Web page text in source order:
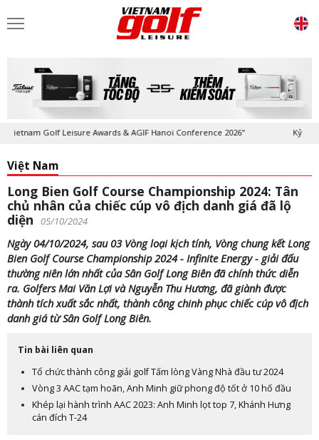
Leisure Awards & AGIF Hanoi Conference 2026" Kỷ niệm 20 năm
Việt Nam
Long Bien Golf Course Championship 2024: Tân
chủ nhân của chiếc cúp vô địch danh giá đã lộ
diện
05/10/2024
Ngày 04/10/2024, sau 03 Vòng loại kịch tính, Vòng chung kết Long
Bien Golf Course Championship 2024 - Infinite Energy - giải đấu
thường niên lớn nhất của Sân Golf Long Biên đã chính thức diễn
ra. Golfers Mai Văn Lợi và Nguyễn Thu Hương, đã giành được
thành tích xuất sắc nhất, thành công chinh phục chiếc cúp vô địch
danh giá từ Sân Golf Long Biên.
Tin bài liên quan
Tổ chức thành công giải golf Tấm lòng Vàng Nhà đầu tư 2024
Vòng 3 AAC tạm hoãn, Anh Minh giữ phong độ tốt ở 10 hố đầu
Khép lại hành trình AAC 2023: Anh Minh lọt top 7, Khánh Hưng
cán đích T-24